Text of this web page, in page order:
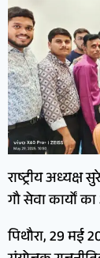
राष्ट्रीय
गौ सेवा कार्यों
पिथौरा, 29 मई